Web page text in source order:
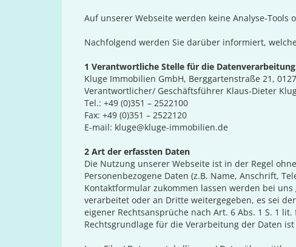
Auf unserer Webseite werden keine Analyse-Tools
Nachfolgend werden Sie darüber informiert,
1 Verantwortliche Stelle für die
Kluge Immobilien GmbH, Berggartenstraße 21,
Verantwortlicher/ Geschäftsführer Klaus-Dieter
Tel.: +49 (0)351 – 2522100
Fax: +49 (0)351 – 2522120
E-mail: kluge@kluge-immobilien.de
2 Art der erfassten Daten
Die Nutzung unserer Webseite ist in der Regel
Personenbezogene Daten (z.B. Name, Anschrift,
Kontaktformular zukommen lassen werden bei
verarbeitet oder an Dritte weitergegeben, es sei
eigener Rechtsansprüche nach Art. 6 Abs. 1 S. 1
Rechtsgrundlage für die Verarbeitung der Daten